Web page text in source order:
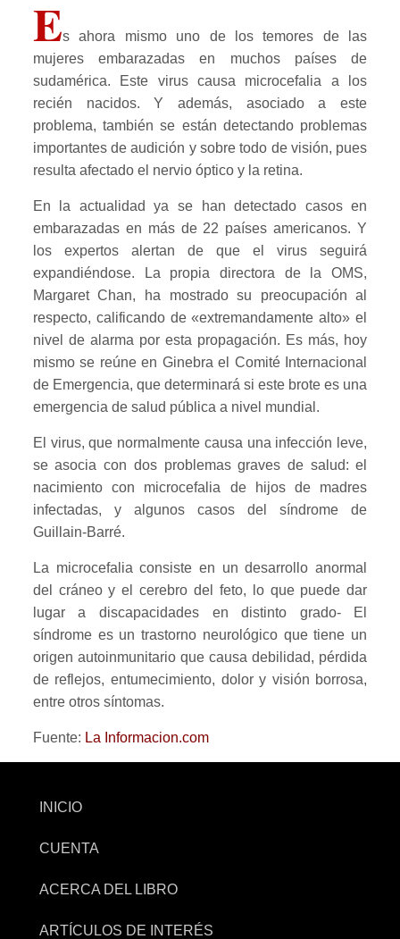
Es ahora mismo uno de los temores de las
mujeres embarazadas en muchos países de
sudamérica. Este virus causa microcefalia a los
recién nacidos. Y además, asociado a este
problema, también se están detectando problemas
importantes de audición y sobre todo de visión, pues
resulta afectado el nervio óptico y la retina.
En la actualidad ya se han detectado casos en
embarazadas en más de 22 países americanos. Y
los expertos alertan de que el virus seguirá
expandiéndose. La propia directora de la OMS,
Margaret Chan, ha mostrado su preocupación al
respecto, calificando de «extremandamente alto» el
nivel de alarma por esta propagación. Es más, hoy
mismo se reúne en Ginebra el Comité Internacional
de Emergencia, que determinará si este brote es una
emergencia de salud pública a nivel mundial.
El virus, que normalmente causa una infección leve,
se asocia con dos problemas graves de salud: el
nacimiento con microcefalia de hijos de madres
infectadas, y algunos casos del síndrome de
Guillain-Barré.
La microcefalia consiste en un desarrollo anormal
del cráneo y el cerebro del feto, lo que puede dar
lugar a discapacidades en distinto grado- El
síndrome es un trastorno neurológico que tiene un
origen autoinmunitario que causa debilidad, pérdida
de reflejos, entumecimiento, dolor y visión borrosa,
entre otros síntomas.
Fuente: La Informacion.com
INICIO
CUENTA
ACERCA DEL LIBRO
ARTÍCULOS DE INTERÉS